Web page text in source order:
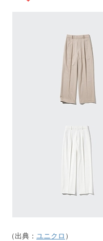
（出典： ユニクロ ）